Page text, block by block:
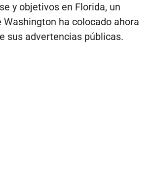
y objetivos en Florida, un
Washington ha colocado ahora
sus advertencias públicas.